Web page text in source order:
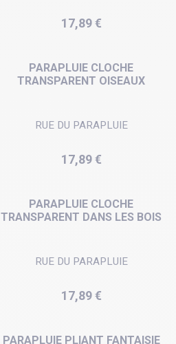
Prix
17,89 €
PARAPLUIE CLOCHE
TRANSPARENT OISEAUX
RUE DU PARAPLUIE
Prix
17,89 €
PARAPLUIE CLOCHE
TRANSPARENT DANS LES BOIS
RUE DU PARAPLUIE
Prix
17,89 €
PARAPLUIE PLIANT FANTAISIE